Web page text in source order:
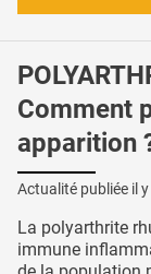
Comment
apparition
Actualité publiée il y
La polyarthrite
immune